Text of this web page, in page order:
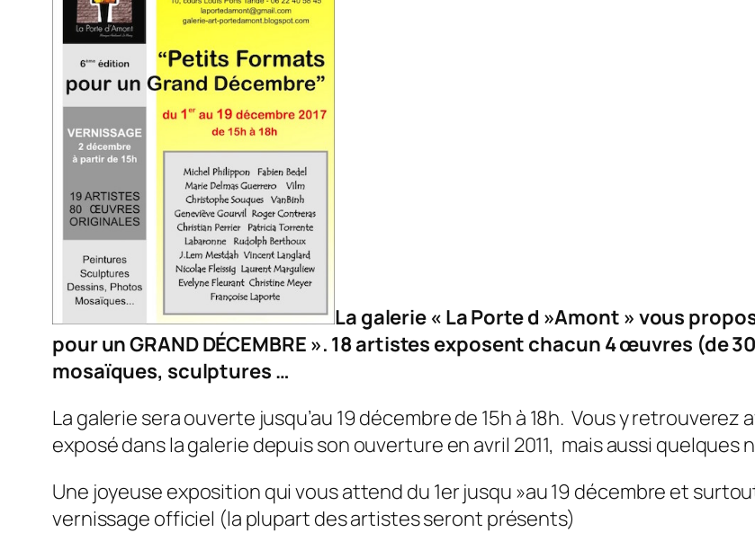
La galerie « La Porte d »Amont » vous
pour un GRAND DÉCEMBRE ». 18 artistes exposent chacun 4 œuvres (de
mosaïques, sculptures …
La galerie sera ouverte jusqu’au 19 décembre de 15h à 18h. Vous y
exposé dans la galerie depuis son ouverture en avril 2011, mais aussi
Une joyeuse exposition qui vous attend du 1er jusqu »au 19 décembre et
vernissage officiel (la plupart des artistes seront présents)